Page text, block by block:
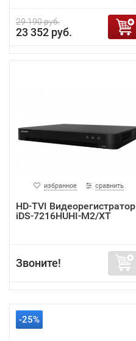
29 190 руб.
23 352 руб.
избранное сравнить
HD-TVI Видеорегистратор
iDS-7216HUHI-M2/XT
Звоните!
-25%